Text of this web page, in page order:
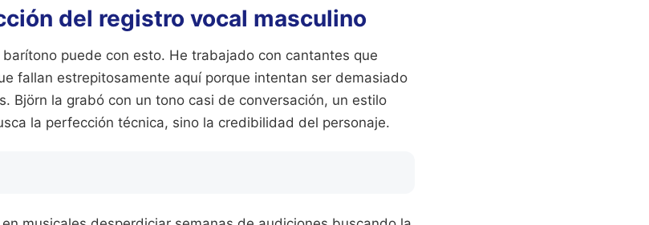
del registro vocal masculino
puede con esto. He trabajado con cantantes que
fallan estrepitosamente aquí porque intentan ser demasiado
Björn la grabó con un tono casi de conversación, un estilo
la perfección técnica, sino la credibilidad del personaje.